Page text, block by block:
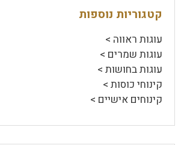
קטגוריות נוספות
עוגות ראווה >
עוגות שמרים >
עוגות בחושות >
קינוחי כוסות >
קינוחים אישיים >